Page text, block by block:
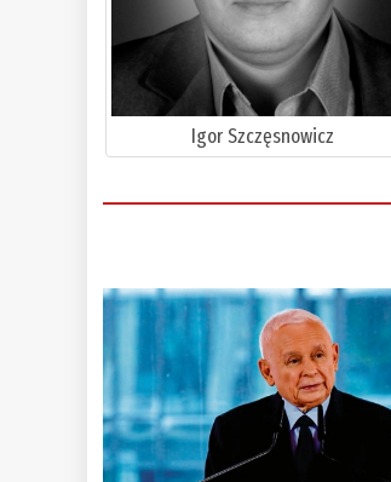
Igor Szczęsnowicz